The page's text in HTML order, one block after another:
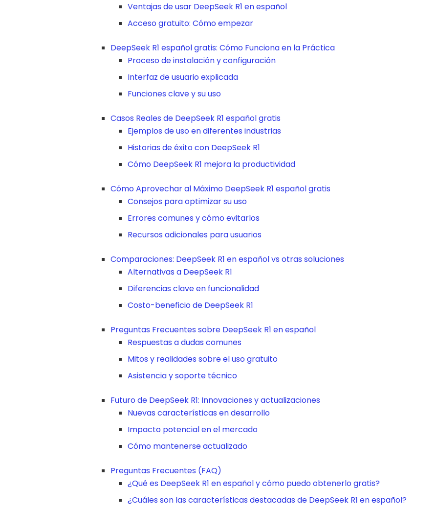
Ventajas de usar DeepSeek R1 en español
Acceso gratuito: Cómo empezar
DeepSeek R1 español gratis: Cómo Funciona en la Práctica
Proceso de instalación y configuración
Interfaz de usuario explicada
Funciones clave y su uso
Casos Reales de DeepSeek R1 español gratis
Ejemplos de uso en diferentes industrias
Historias de éxito con DeepSeek R1
Cómo DeepSeek R1 mejora la productividad
Cómo Aprovechar al Máximo DeepSeek R1 español gratis
Consejos para optimizar su uso
Errores comunes y cómo evitarlos
Recursos adicionales para usuarios
Comparaciones: DeepSeek R1 en español vs otras soluciones
Alternativas a DeepSeek R1
Diferencias clave en funcionalidad
Costo-beneficio de DeepSeek R1
Preguntas Frecuentes sobre DeepSeek R1 en español
Respuestas a dudas comunes
Mitos y realidades sobre el uso gratuito
Asistencia y soporte técnico
Futuro de DeepSeek R1: Innovaciones y actualizaciones
Nuevas características en desarrollo
Impacto potencial en el mercado
Cómo mantenerse actualizado
Preguntas Frecuentes (FAQ)
¿Qué es DeepSeek R1 en español y cómo puedo obtenerlo gratis?
¿Cuáles son las características destacadas de DeepSeek R1 en español?